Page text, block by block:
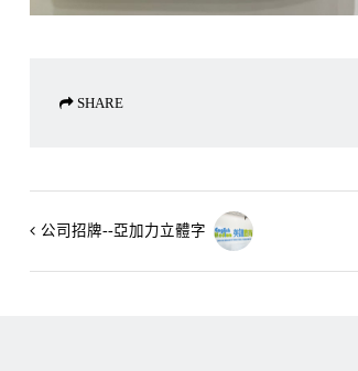
SHARE
公司招牌--亞加力立體字